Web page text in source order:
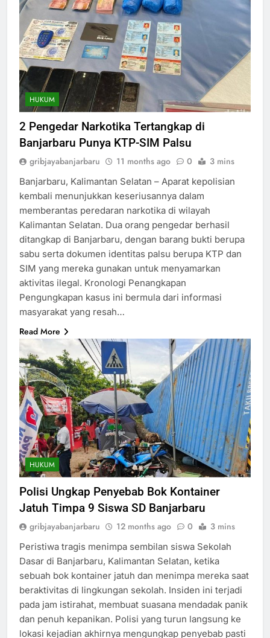
HUKUM
2 Pengedar Narkotika Tertangkap di
Banjarbaru Punya KTP-SIM Palsu
gribjayabanjarbaru 11 months ago 0 3 mins
Banjarbaru, Kalimantan Selatan – Aparat kepolisian
kembali menunjukkan keseriusannya dalam
memberantas peredaran narkotika di wilayah
Kalimantan Selatan. Dua orang pengedar berhasil
ditangkap di Banjarbaru, dengan barang bukti berupa
sabu serta dokumen identitas palsu berupa KTP dan
SIM yang mereka gunakan untuk menyamarkan
aktivitas ilegal. Kronologi Penangkapan
Pengungkapan kasus ini bermula dari informasi
masyarakat yang resah…
Read More
HUKUM
Polisi Ungkap Penyebab Bok Kontainer
Jatuh Timpa 9 Siswa SD Banjarbaru
gribjayabanjarbaru 12 months ago 0 3 mins
Peristiwa tragis menimpa sembilan siswa Sekolah
Dasar di Banjarbaru, Kalimantan Selatan, ketika
sebuah bok kontainer jatuh dan menimpa mereka saat
beraktivitas di lingkungan sekolah. Insiden ini terjadi
pada jam istirahat, membuat suasana mendadak panik
dan penuh kepanikan. Polisi yang turun langsung ke
lokasi kejadian akhirnya mengungkap penyebab pasti